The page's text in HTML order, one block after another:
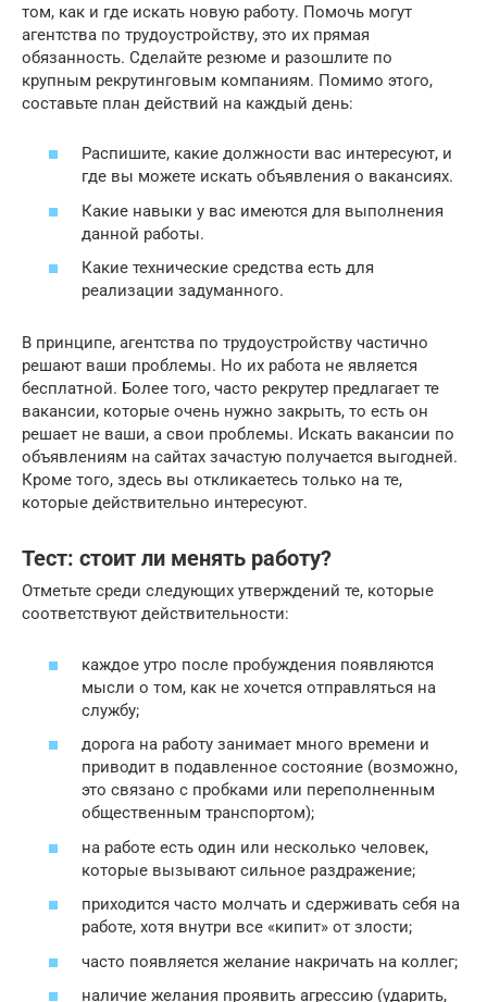
том, как и где искать новую работу. Помочь могут
агентства по трудоустройству, это их прямая
обязанность. Сделайте резюме и разошлите по
крупным рекрутинговым компаниям. Помимо этого,
составьте план действий на каждый день:
Распишите, какие должности вас интересуют, и
где вы можете искать объявления о вакансиях.
Какие навыки у вас имеются для выполнения
данной работы.
Какие технические средства есть для
реализации задуманного.
В принципе, агентства по трудоустройству частично
решают ваши проблемы. Но их работа не является
бесплатной. Более того, часто рекрутер предлагает те
вакансии, которые очень нужно закрыть, то есть он
решает не ваши, а свои проблемы. Искать вакансии по
объявлениям на сайтах зачастую получается выгодней.
Кроме того, здесь вы откликаетесь только на те,
которые действительно интересуют.
Тест: стоит ли менять работу?
Отметьте среди следующих утверждений те, которые
соответствуют действительности:
каждое утро после пробуждения появляются
мысли о том, как не хочется отправляться на
службу;
дорога на работу занимает много времени и
приводит в подавленное состояние (возможно,
это связано с пробками или переполненным
общественным транспортом);
на работе есть один или несколько человек,
которые вызывают сильное раздражение;
приходится часто молчать и сдерживать себя на
работе, хотя внутри все «кипит» от злости;
часто появляется желание накричать на коллег;
наличие желания проявить агрессию (ударить,